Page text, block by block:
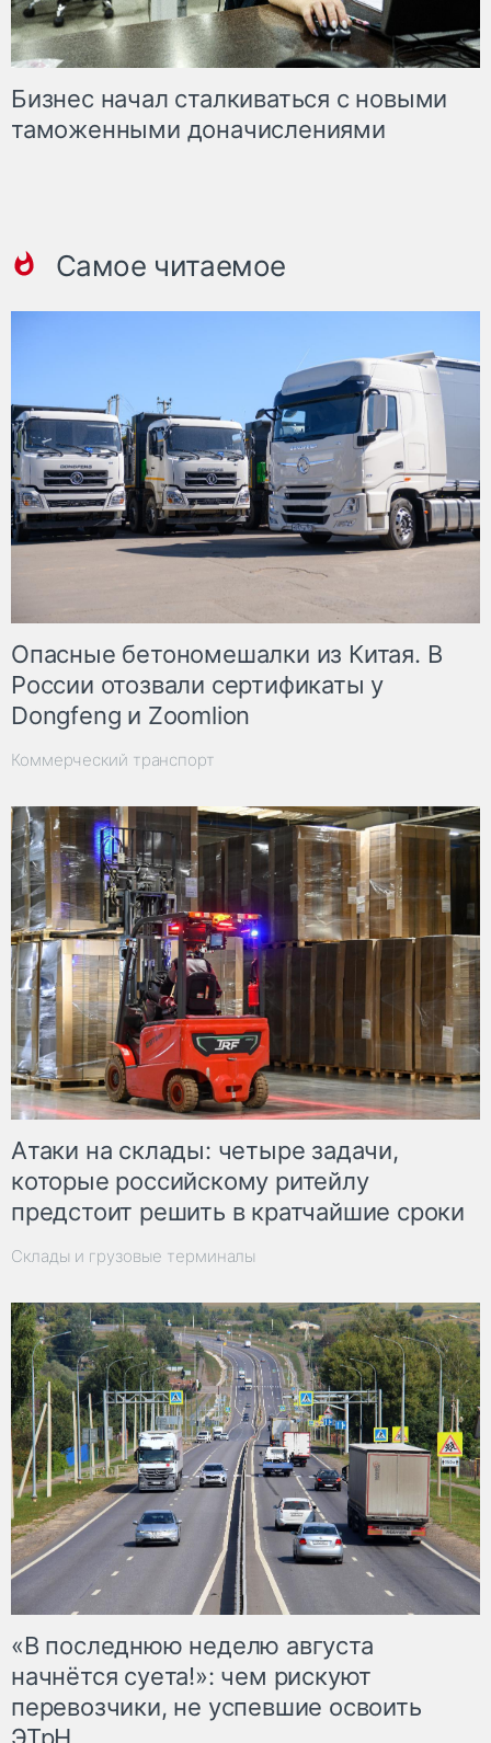
Бизнес начал сталкиваться с новыми
таможенными доначислениями
Самое читаемое
Опасные бетономешалки из Китая. В
России отозвали сертификаты у
Dongfeng и Zoomlion
Коммерческий транспорт
Атаки на склады: четыре задачи,
которые российскому ритейлу
предстоит решить в кратчайшие сроки
Склады и грузовые терминалы
«В последнюю неделю августа
начнётся суета!»: чем рискуют
перевозчики, не успевшие освоить